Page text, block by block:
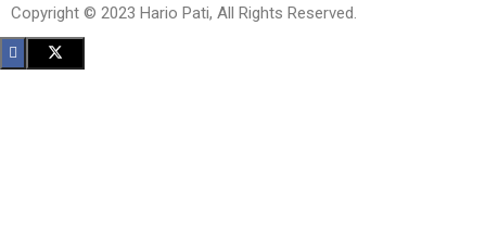
Copyright © 2023 Hario Pati, All Rights Reserved.